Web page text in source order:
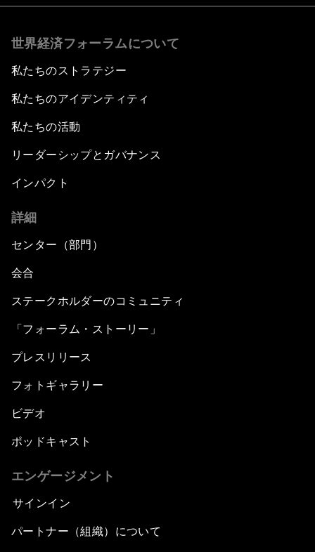
世界経済フォーラムについて
私たちのストラテジー
私たちのアイデンティティ
私たちの活動
リーダーシップとガバナンス
インパクト
詳細
センター（部門）
会合
ステークホルダーのコミュニティ
「フォーラム・ストーリー」
プレスリリース
フォトギャラリー
ビデオ
ポッドキャスト
エンゲージメント
サインイン
パートナー（組織）について